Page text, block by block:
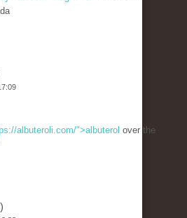
albuteroli.com/">albuterol over the